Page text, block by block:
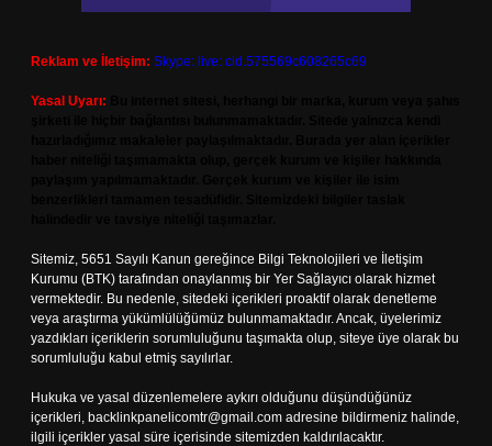
Reklam ve İletişim: Skype: live:.cid.575569c608265c69
Yasal Uyarı:
Sitemiz, 5651 Sayılı Kanun gereğince Bilgi Teknolojileri ve İletişim
Kurumu (BTK) tarafından onaylanmış bir Yer Sağlayıcı olarak hizmet
vermektedir. Bu nedenle, sitedeki içerikleri proaktif olarak denetleme
veya araştırma yükümlülüğümüz bulunmamaktadır. Ancak, üyelerimiz
yazdıkları içeriklerin sorumluluğunu taşımakta olup, siteye üye olarak bu
sorumluluğu kabul etmiş sayılırlar.
Hukuka ve yasal düzenlemelere aykırı olduğunu düşündüğünüz
içerikleri, backlinkpanelicomtr@gmail.com adresine bildirmeniz halinde,
ilgili içerikler yasal süre içerisinde sitemizden kaldırılacaktır.